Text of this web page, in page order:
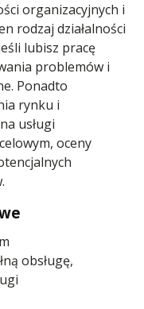
organizacyjnych i
rodzaj działalności
lubisz pracę
problemów i
Ponadto
rynku i
usługi
oceny
obsługę,